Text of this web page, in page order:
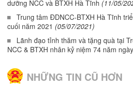
dưỡng NCC và BTXH Hà Tĩnh (11/05/
Trung tâm ĐDNCC-BTXH Hà Tĩnh
cuối năm 2021 (05/07/2021)
Lãnh đạo tỉnh thăm và tặng quà tại
NCC & BTXH nhân kỷ niệm 74 năm
NHỮNG TIN CŨ HƠN